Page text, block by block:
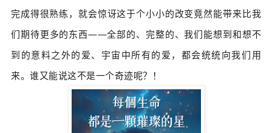
完成得很熟练，就会惊讶这于个小小的改变竟然能带来比我
们期待更多的东西——全部的、完整的、我们能想到和想不
到的意料之外的爱、宇宙中所有的爱，都会统统向我们用
来。谁又能说这不是一个奇迹呢？！